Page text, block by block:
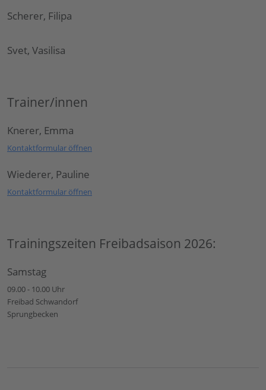
Scherer, Filipa
Svet, Vasilisa
Trainer/innen
Knerer, Emma
Kontaktformular öffnen
Wiederer, Pauline
Kontaktformular öffnen
Trainingszeiten Freibadsaison 2026:
Samstag
09.00 - 10.00 Uhr
Freibad Schwandorf
Sprungbecken